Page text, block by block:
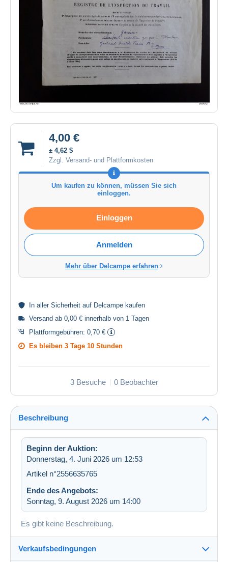
4,00 €
± 4,62 $
Zzgl. Versand- und Plattformkosten
Um kaufen zu können, müssen Sie sich
einloggen.
Einloggen
Anmelden
Mehr über Delcampe erfahren
In aller Sicherheit auf Delcampe kaufen
Versand ab 0,00 € innerhalb von 1 Tagen
Plattformgebühren: 0,70 €
Es bleiben 3 Tage 10 Stunden
3 Besuche 0 Beobachter
Beschreibung
Beginn der Auktion:
Donnerstag, 4. Juni 2026 um 12:53
Artikel n°2556635765
Ende des Angebots:
Sonntag, 9. August 2026 um 14:00
Es gibt keine Beschreibung.
Verkaufsbedingungen